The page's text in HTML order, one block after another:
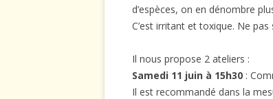
d’espèces, on en dénombre
C’est irritant et toxique. Ne
Il nous propose 2 ateliers :
Samedi 11 juin à 15h30 :
Il est recommandé dans la